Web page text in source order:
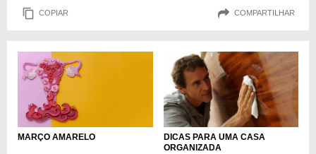
COPIAR COMPARTILHAR
MARÇO AMARELO
DICAS PARA UMA CASA
ORGANIZADA